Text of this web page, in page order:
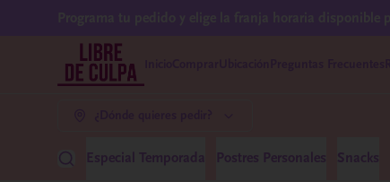
Especial Temporada Postres Personales Snacks